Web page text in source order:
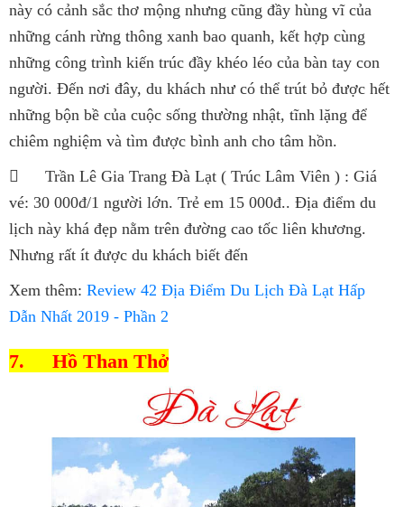
này có cảnh sắc thơ mộng nhưng cũng đầy hùng vĩ của
những cánh rừng thông xanh bao quanh, kết hợp cùng
những công trình kiến trúc đầy khéo léo của bàn tay con
người. Đến nơi đây, du khách như có thể trút bỏ được hết
những bộn bề của cuộc sống thường nhật, tĩnh lặng để
chiêm nghiệm và tìm được bình anh cho tâm hồn.

Trần Lê Gia Trang Đà Lạt ( Trúc Lâm Viên ) : Giá
vé: 30 000đ/1 người lớn. Trẻ em 15 000đ.. Địa điểm du
lịch này khá đẹp nằm trên đường cao tốc liên khương.
Nhưng rất ít được du khách biết đến
Xem thêm: Review 42 Địa Điểm Du Lịch Đà Lạt Hấp
Dẫn Nhất 2019 - Phần 2
7. Hồ Than Thở